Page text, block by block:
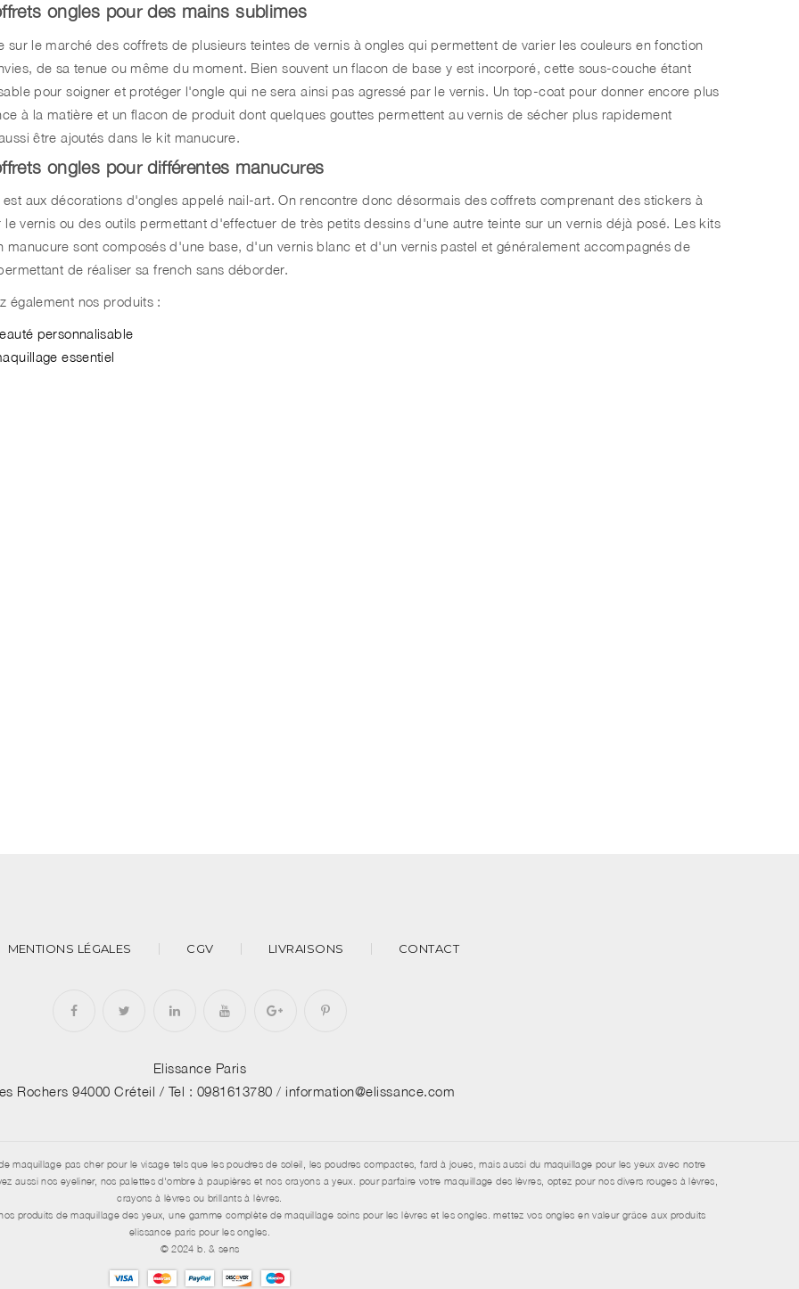
ongles pour des mains sublimes
sur le marché des coffrets de plusieurs teintes de vernis à ongles qui permettent de varier les couleurs en fonction
de sa tenue ou même du moment. Bien souvent un flacon de base y est incorporé, cette sous-couche étant
pour soigner et protéger l'ongle qui ne sera ainsi pas agressé par le vernis. Un top-coat pour donner encore plus
à la matière et un flacon de produit dont quelques gouttes permettent au vernis de sécher plus rapidement
être ajoutés dans le kit manucure.
ongles pour différentes manucures
est aux décorations d'ongles appelé nail-art. On rencontre donc désormais des coffrets comprenant des stickers à
le vernis ou des outils permettant d'effectuer de très petits dessins d'une autre teinte sur un vernis déjà posé. Les kits
manucure sont composés d'une base, d'un vernis blanc et d'un vernis pastel et généralement accompagnés de
de réaliser sa french sans déborder.
également nos produits :
personnalisable
essentiel
MENTIONS LÉGALES CGV LIVRAISONS CONTACT
Elissance Paris
Rochers 94000 Créteil / Tel : 0981613780 / information@elissance.com
maquillage pas cher pour le visage tels que les poudres de soleil, les poudres compactes, fard à joues, mais aussi du maquillage pour les yeux avec notre
aussi nos eyeliner, nos palettes d'ombre à paupières et nos crayons a yeux. pour parfaire votre maquillage des lèvres, optez pour nos divers rouges à lèvres,
crayons à lèvres ou brillants à lèvres.
produits de maquillage des yeux, une gamme complète de maquillage soins pour les lèvres et les ongles. mettez vos ongles en valeur grâce aux produits
elissance paris pour les ongles.
© 2024 b. & sens